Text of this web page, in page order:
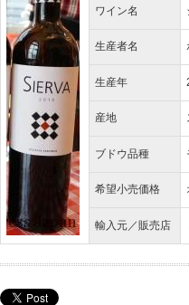
ワイン名
生産者名
生産年
産地
ブドウ品種
希望小売価格
輸入元／販売店